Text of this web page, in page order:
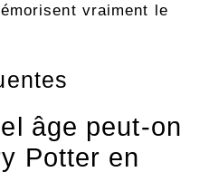
vraiment le
âge peut-on
Potter en